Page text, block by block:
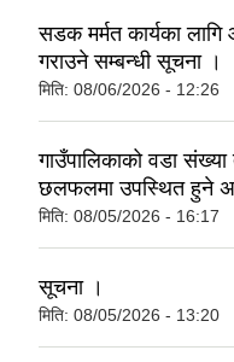
सडक मर्मत कार्यका
गराउने सम्बन्धी सूचना ।
मिति: 08/06/2026 - 12:26
गाउँपालिकाको वडा
छलफलमा उपस्थित हुने
मिति: 08/05/2026 - 16:17
सूचना ।
मिति: 08/05/2026 - 13:20